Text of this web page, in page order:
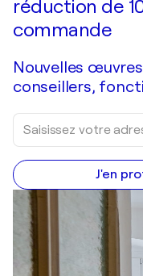
réduction de
commande
Nouvelles
conseillers,
J'en